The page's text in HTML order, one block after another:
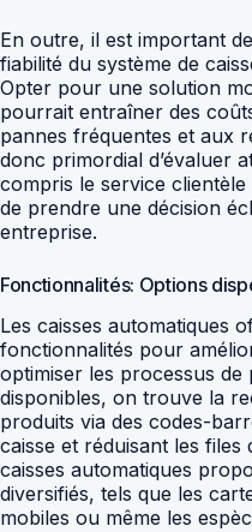
En outre, il est important
fiabilité du système de
Opter pour une solution
pourrait entraîner des
pannes fréquentes et aux
donc primordial d’évaluer
compris le service
de prendre une décision
entreprise.
Fonctionnalités: Options
Les caisses automatiques
fonctionnalités pour
optimiser les processus de
disponibles, on trouve la
produits via des codes-
caisse et réduisant les files
caisses automatiques
diversifiés, tels que les
mobiles ou même les